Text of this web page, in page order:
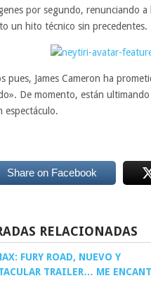
por segundo, renunciando
un hito técnico sin precedentes.
pues, James Cameron ha
De momento, están
espectáculo.
Share on Facebook
RELACIONADAS
FURY ROAD, NUEVO Y
TRAILER… ME